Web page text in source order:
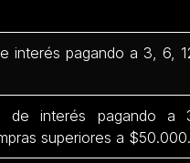
interés pagando a 3, 6,
de interés pagando a
superiores a